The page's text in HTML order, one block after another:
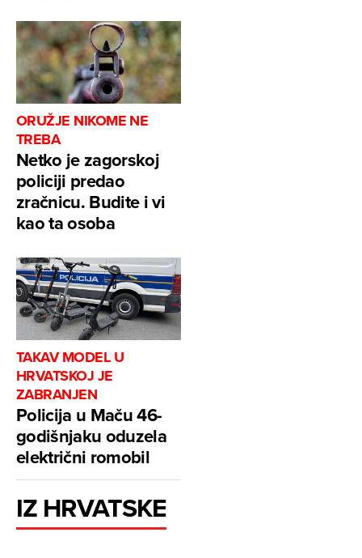
ORUŽJE NIKOME NE
TREBA
Netko je zagorskoj
policiji predao
zračnicu. Budite i vi
kao ta osoba
TAKAV MODEL U
HRVATSKOJ JE
ZABRANJEN
Policija u Maču 46-
godišnjaku oduzela
električni romobil
IZ HRVATSKE